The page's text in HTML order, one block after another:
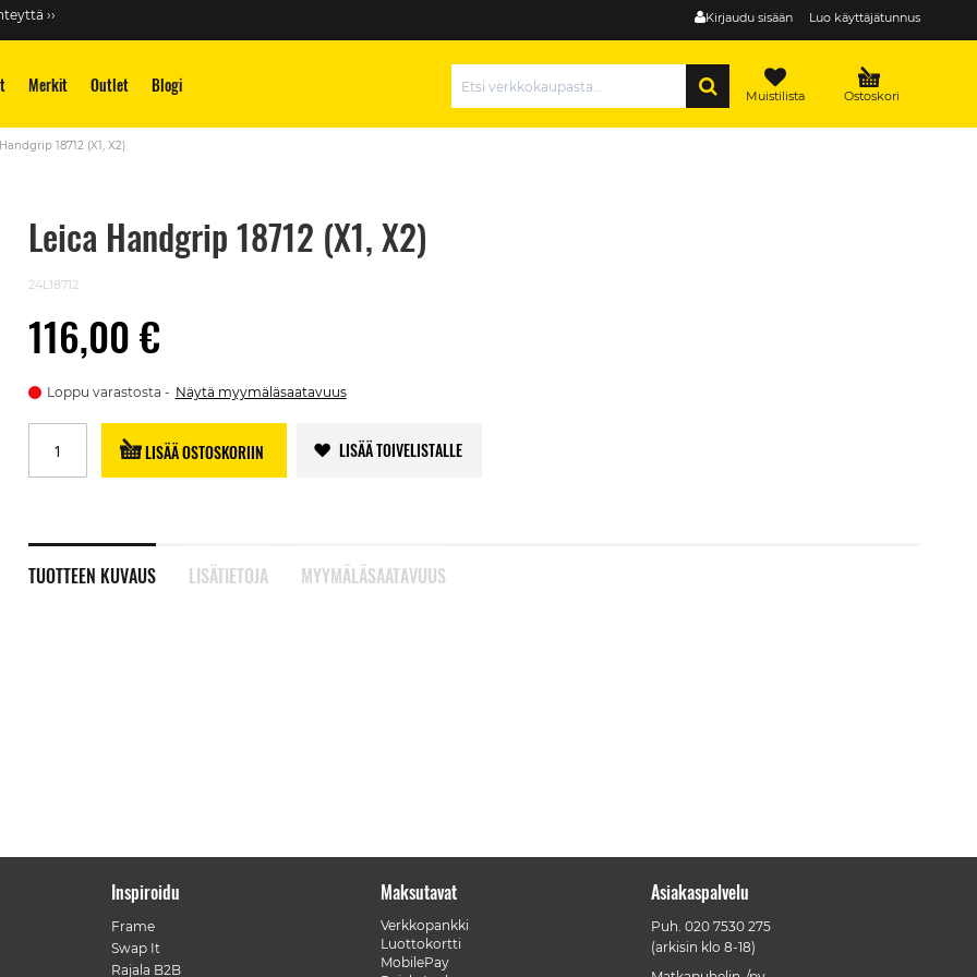
Kirjaudu sisään Luo käyttäjätunnus
››
Merkit Outlet Blogi Ostoskori
Muistilista
18712 (X1, X2)
Leica Handgrip 18712 (X1, X2)
24L18712
116,00 €
Loppu varastosta Näytä myymäläsaatavuus
LISÄÄ OSTOSKORIIN LISÄÄ TOIVELISTALLE
TUOTTEEN KUVAUS LISÄTIETOJA MYYMÄLÄSAATAVUUS
Inspiroidu
Frame
Swap It
Rajala B2B
Maksutavat
Verkkopankki
Luottokortti
MobilePay
Asiakaspalvelu
Puh. 020 7530 275
(arkisin klo 8-18)